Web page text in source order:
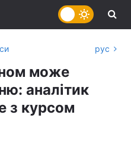
рус
може
аналітик
з курсом